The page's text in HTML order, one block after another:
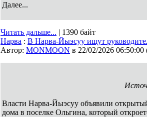
Далее...
Читать дальше... | 1390 байт
Нарва : В Нарва-Йыэсуу ищут
Автор: MONMOON в 22/02/2026 06:50:00
Власти Нарва-Йыэсуу объявили
дома в поселке Ольгина, который